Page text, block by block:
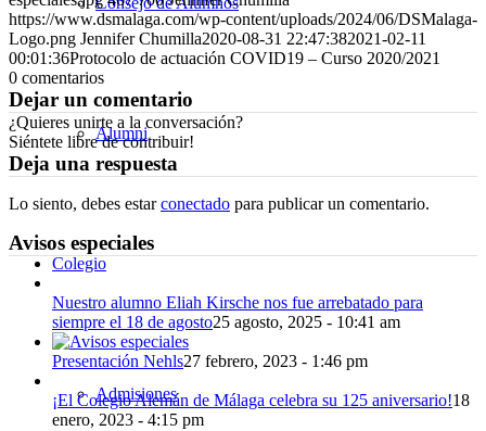
Alumni
Colegio
Admisiones
https://www.dsmalaga.com/wp-content/uploads/2024/06/DSMalaga-
Logo.png Jennifer Chumilla2020-08-31 22:47:382021-02-11
00:01:36Protocolo de actuación COVID19 – Curso 2020/2021
0 comentarios
Dejar un comentario
¿Quieres unirte a la conversación?
Siéntete libre de contribuir!
Deja una respuesta
Lo siento, debes estarconectado para publicar un comentario.
Avisos especiales
Nuestro alumno Eliah Kirsche nos fue arrebatado para
siempre el 18 de agosto25 agosto, 2025 - 10:41 am
Presentación Nehls27 febrero, 2023 - 1:46 pm
¡El Colegio Alemán de Málaga celebra su 125 aniversario!18
enero, 2023 - 4:15 pm